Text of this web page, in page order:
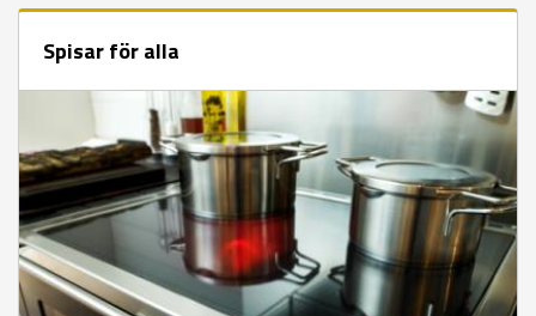
Spisar för alla